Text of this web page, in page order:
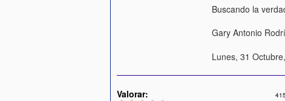
Buscando la
Gary Antonio
Lunes, 31
Valorar: